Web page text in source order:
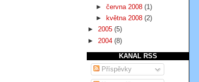
► června 2008 (1)
►
května 2008 (2)
► 2005 (5)
► 2004 (8)
KANAL RSS
Příspěvky